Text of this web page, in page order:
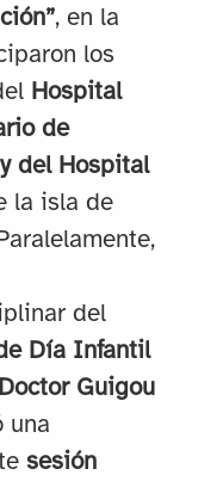
, en la
los
Hospital
de
del Hospital
la isla de
del
Día Infantil
Guigou
una
sesión